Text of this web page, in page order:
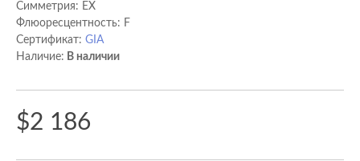
Cимметрия: EX
Флюоресцентность: F
Сертификат: GIA
Наличие: В наличии
$2 186